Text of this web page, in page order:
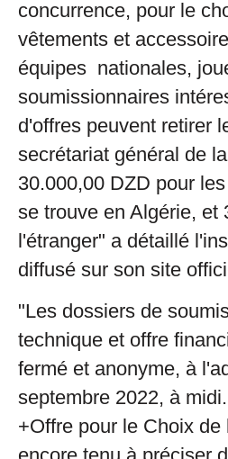
concurrence, pour le
vêtements et
équipes nationales,
soumissionnaires
d'offres peuvent retirer
secrétariat général de
30.000,00 DZD pour
se trouve en Algérie, et
l'étranger" a détaillé
diffusé sur son site
"Les dossiers de
technique et offre
fermé et anonyme, à
septembre 2022, à
+Offre pour le Choix